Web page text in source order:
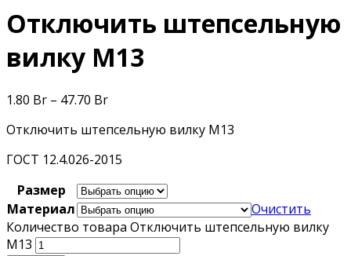
Отключить штепсельную
вилку М13
1.80 Br – 47.70 Br
Отключить штепсельную вилку M13
ГОСТ 12.4.026-2015
Размер
Материал
Очистить
Количество товара Отключить штепсельную вилку
М13